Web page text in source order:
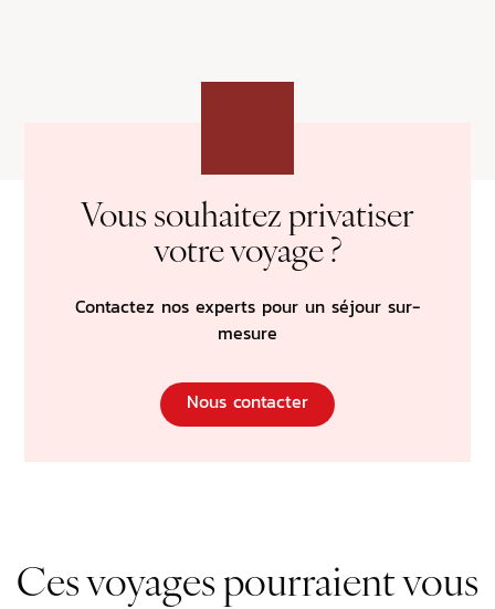
Vous souhaitez privatiser
votre voyage ?
Contactez nos experts pour un séjour sur-
mesure
Nous contacter
Ces voyages pourraient vous